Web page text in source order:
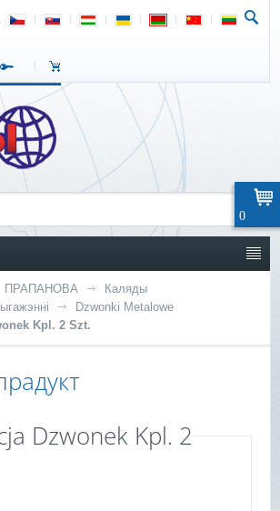
ПРАПАНОВА
Каляды
Dzwonki Metalowe
Kpl. 2 Szt.
Dzwonek Kpl. 2
0